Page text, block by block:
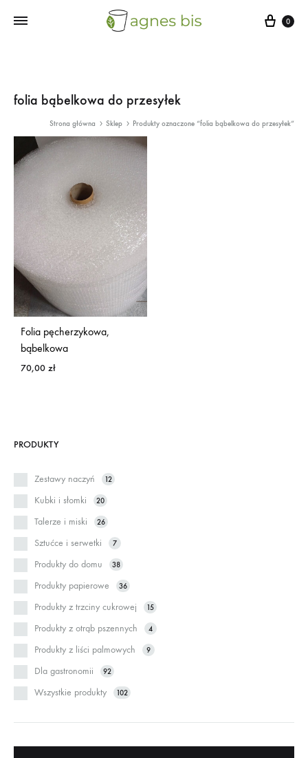
Cart
0
folia bąbelkowa do przesyłek
Strona główna Sklep Produkty oznaczone “folia bąbelkowa do przesyłek”
Folia pęcherzykowa,
bąbelkowa
70,00 zł
PRODUKTY
Zestawy naczyń 12
Kubki i słomki 20
Talerze i miski 26
Sztućce i serwetki 7
Produkty do domu 38
Produkty papierowe 36
Produkty z trzciny cukrowej 15
Produkty z otrąb pszennych 4
Produkty z liści palmowych 9
Dla gastronomii 92
Wszystkie produkty 102